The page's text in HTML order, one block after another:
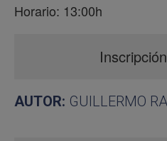
Horario: 13:00h
AUTOR: GUILLERMO